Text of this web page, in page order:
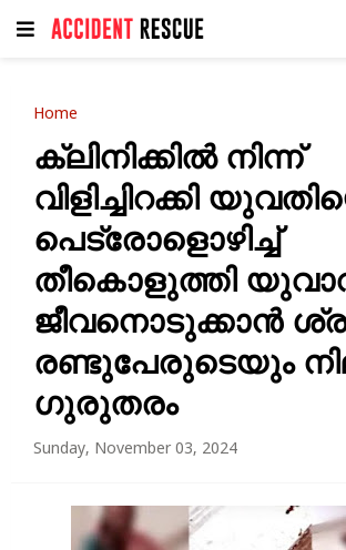
Home
ക്ലിനിക്കിൽ നിന്ന്
വിളിച്ചിറക്കി
പെട്രോളൊഴിച്ച്
തീകൊളുത്തി
ജീവനൊടുക്കാൻ
രണ്ടുപേരുടെയും
ഗുരുതരം
Sunday, November 03, 2024